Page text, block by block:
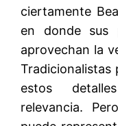
ciertamente
en donde sus
aprovechan la
Tradicionalistas
estos
relevancia.